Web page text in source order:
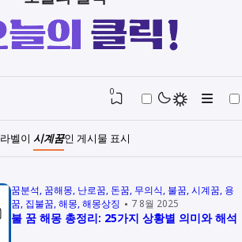
0
라벨이 시계꿈인 게시물 표시
꿈분석 꿈해몽 난로꿈 돈꿈 무의식 불꿈 시계꿈 용
꿈 집불꿈 해몽 해몽상징 7 8월 2025
불 꿈 해몽 총정리: 25가지 상황별 의미와 해석